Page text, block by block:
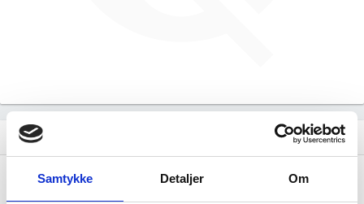
Samtykke Detaljer Om
dashboard Virksomhedens datterselskaber